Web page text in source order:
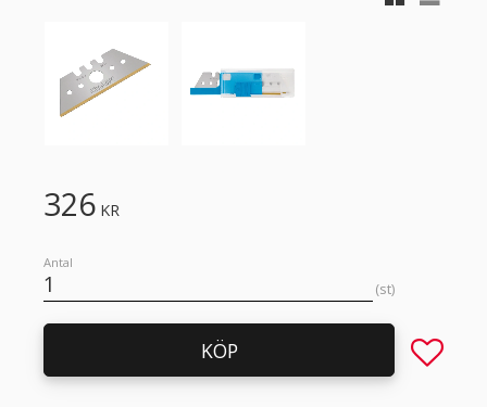
326 KR
Antal
st
KÖP Lägg till